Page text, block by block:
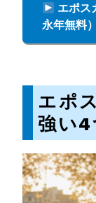
エポス
永年無料）
エポ
強い4